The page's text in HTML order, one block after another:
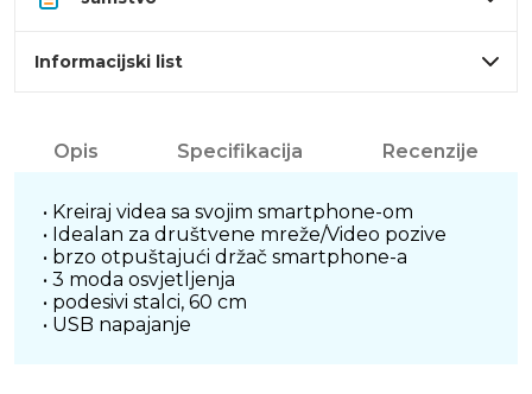
Informacijski list
Opis Specifikacija Recenzije
• Kreiraj videa sa svojim smartphone-om
• Idealan za društvene mreže/Video pozive
• brzo otpuštajući držač smartphone-a
• 3 moda osvjetljenja
• podesivi stalci, 60 cm
• USB napajanje